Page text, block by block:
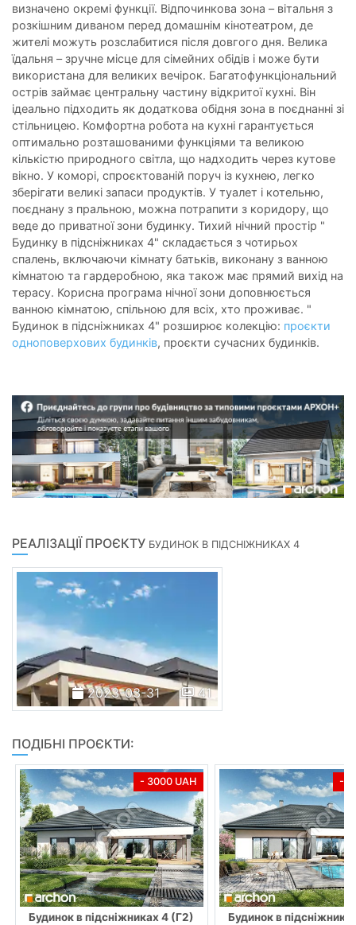
визначено окремі функції. Відпочинкова зона – вітальня з
розкішним диваном перед домашнім кінотеатром, де
жителі можуть розслабитися після довгого дня. Велика
їдальня – зручне місце для сімейних обідів і може бути
використана для великих вечірок. Багатофункціональний
острів займає центральну частину відкритої кухні. Він
ідеально підходить як додаткова обідня зона в поєднанні зі
стільницею. Комфортна робота на кухні гарантується
оптимально розташованими функціями та великою
кількістю природного світла, що надходить через кутове
вікно. У коморі, спроєктованій поруч із кухнею, легко
зберігати великі запаси продуктів. У туалет і котельню,
поєднану з пральною, можна потрапити з коридору, що
веде до приватної зони будинку. Тихий нічний простір "
Будинку в підсніжниках 4" складається з чотирьох
спалень, включаючи кімнату батьків, виконану з ванною
кімнатою та гардеробною, яка також має прямий вихід на
терасу. Корисна програма нічної зони доповнюється
ванною кімнатою, спільною для всіх, хто проживає. "
Будинок в підсніжниках 4" розширює колекцію: проєкти
одноповерхових будинків, проєкти сучасних будинків.
РЕАЛІЗАЦІЇ ПРОЄКТУ БУДИНОК В ПІДСНІЖНИКАХ 4
2023-03-31 41
ПОДІБНІ ПРОЄКТИ:
- 3000 UAH
Будинок в підсніжниках 4 (Г2)
-
Будинок в